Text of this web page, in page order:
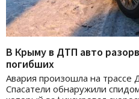
В Крыму в ДТП авто
погибших
Авария произошла на
Спасатели обнаружили